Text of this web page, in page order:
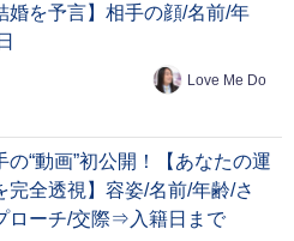
婚を予言】相手の顔/名前/年
Love Me Do
の“動画”初公開！【あなたの運
完全透視】容姿/名前/年齢/さ
ローチ/交際⇒入籍日まで